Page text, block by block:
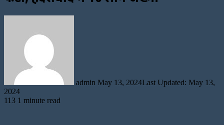
admin May 13, 2024Last Updated: May 13,
2024
113 1 minute read